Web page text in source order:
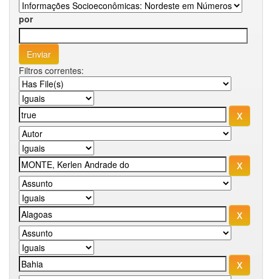
por
Filtros correntes: